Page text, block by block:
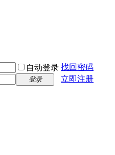
自动登录 找回密码
登录
立即注册